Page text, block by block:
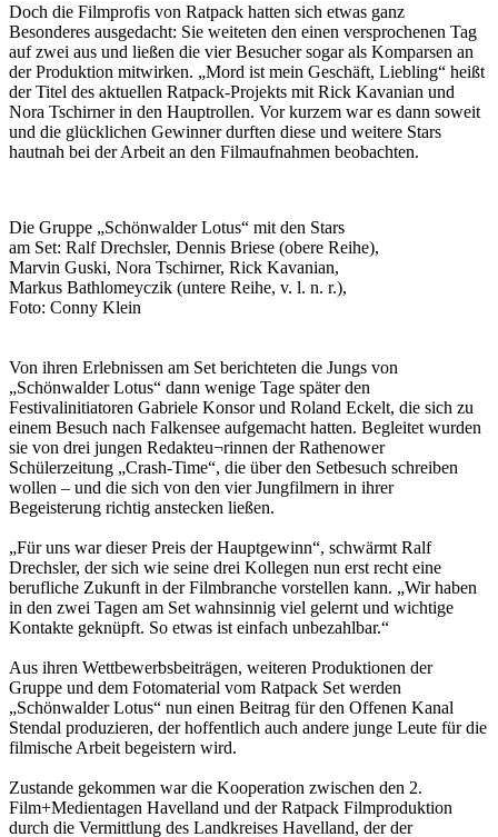
Doch die Filmprofis von Ratpack hatten sich etwas ganz
Besonderes ausgedacht: Sie weiteten den einen versprochenen Tag
auf zwei aus und ließen die vier Besucher sogar als Komparsen an
der Produktion mitwirken. „Mord ist mein Geschäft, Liebling“ heißt
der Titel des aktuellen Ratpack-Projekts mit Rick Kavanian und
Nora Tschirner in den Hauptrollen. Vor kurzem war es dann soweit
und die glücklichen Gewinner durften diese und weitere Stars
hautnah bei der Arbeit an den Filmaufnahmen beobachten.
Die Gruppe „Schönwalder Lotus“ mit den Stars
am Set: Ralf Drechsler, Dennis Briese (obere Reihe),
Marvin Guski, Nora Tschirner, Rick Kavanian,
Markus Bathlomeyczik (untere Reihe, v. l. n. r.),
Foto: Conny Klein
Von ihren Erlebnissen am Set berichteten die Jungs von
„Schönwalder Lotus“ dann wenige Tage später den
Festivalinitiatoren Gabriele Konsor und Roland Eckelt, die sich zu
einem Besuch nach Falkensee aufgemacht hatten. Begleitet wurden
sie von drei jungen Redakteu¬rinnen der Rathenower
Schülerzeitung „Crash-Time“, die über den Setbesuch schreiben
wollen – und die sich von den vier Jungfilmern in ihrer
Begeisterung richtig anstecken ließen.
„Für uns war dieser Preis der Hauptgewinn“, schwärmt Ralf
Drechsler, der sich wie seine drei Kollegen nun erst recht eine
berufliche Zukunft in der Filmbranche vorstellen kann. „Wir haben
in den zwei Tagen am Set wahnsinnig viel gelernt und wichtige
Kontakte geknüpft. So etwas ist einfach unbezahlbar.“
Aus ihren Wettbewerbsbeiträgen, weiteren Produktionen der
Gruppe und dem Fotomaterial vom Ratpack Set werden
„Schönwalder Lotus“ nun einen Beitrag für den Offenen Kanal
Stendal produzieren, der hoffentlich auch andere junge Leute für die
filmische Arbeit begeistern wird.
Zustande gekommen war die Kooperation zwischen den 2.
Film+Medientagen Havelland und der Ratpack Filmproduktion
durch die Vermittlung des Landkreises Havelland, der der